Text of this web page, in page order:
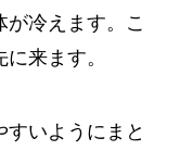
冷えます。こ
来ます。
いようにまと